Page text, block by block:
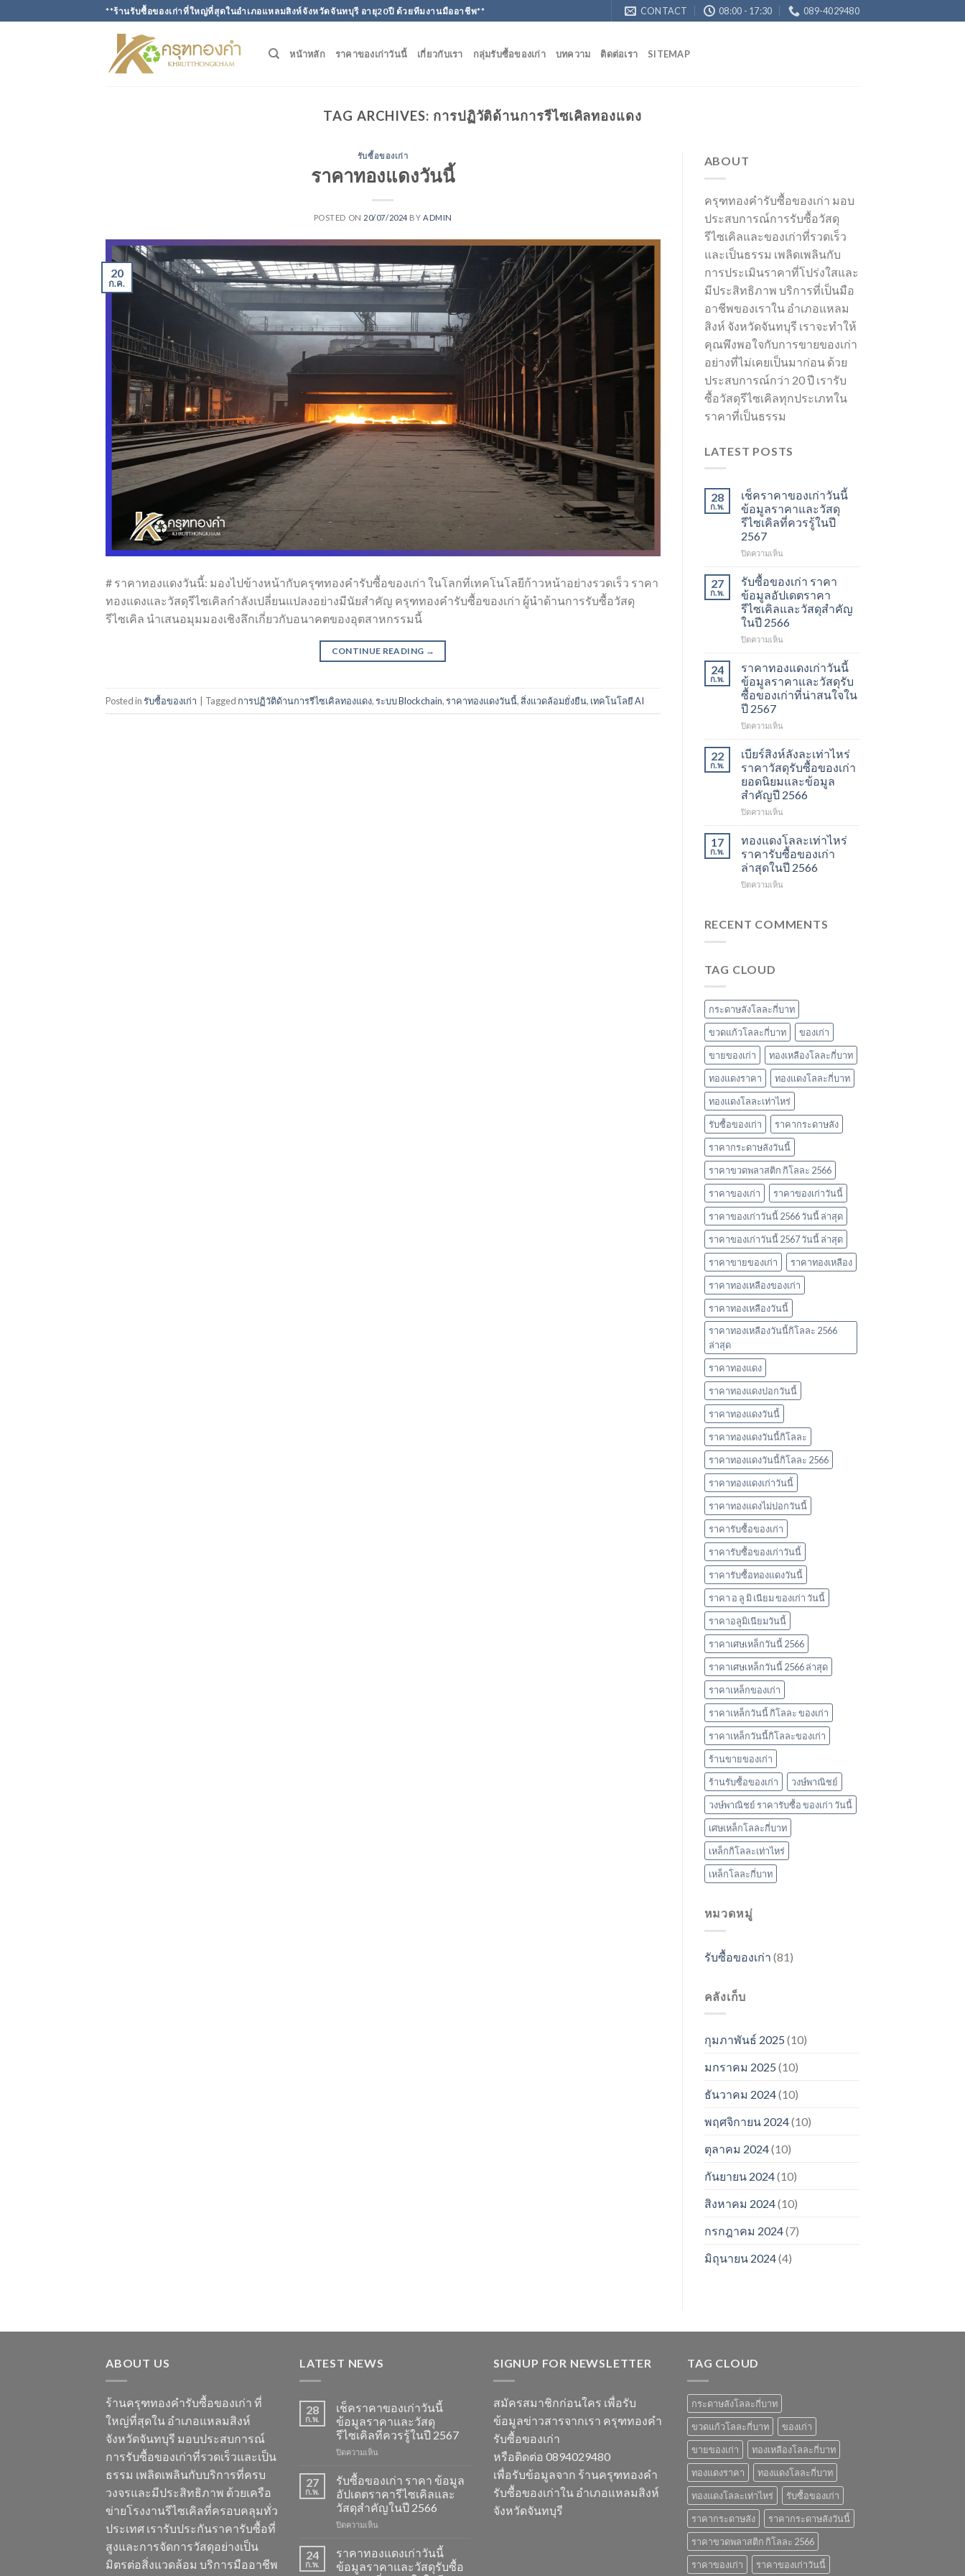
to
**ร้านรับซื้อของเก่าที่ใหญ่ที่สุดในอำเภอแหลมสิงห์จังหวัดจันทบุรี อายุ20ปี ด้วยทีมงานมืออาชีพ** CONTACT 08:00 - 17:30 089-4029480
หน้าหลัก ราคาของเก่าวันนี้ เกี่ยวกับเรา กลุ่มรับซื้อของเก่า บทความ ติดต่อเรา SITEMAP
TAG ARCHIVES: การปฏิวัติด้านการรีไซเคิลทองแดง
รับซื้อของเก่า
ราคาทองแดงวันนี้
POSTED ON 20/07/2024 BYADMIN
20
ก.ค.
# ราคาทองแดงวันนี้: มองไปข้างหน้ากับครุฑทองคำรับซื้อของเก่า ในโลกที่เทคโนโลยีก้าวหน้าอย่างรวดเร็ว ราคา
ทองแดงและวัสดุรีไซเคิลกำลังเปลี่ยนแปลงอย่างมีนัยสำคัญ ครุฑทองคำรับซื้อของเก่า ผู้นำด้านการรับซื้อวัสดุ
รีไซเคิล นำเสนอมุมมองเชิงลึกเกี่ยวกับอนาคตของอุตสาหกรรมนี้
CONTINUE READING →
Posted inรับซื้อของเก่า | Tagged การปฏิวัติด้านการรีไซเคิลทองแดง,ระบบ Blockchain,ราคาทองแดงวันนี้, สิ่งแวดล้อมยั่งยืน, เทคโนโลยี AI
ABOUT
ครุฑทองคำรับซื้อของเก่า มอบ
ประสบการณ์การรับซื้อวัสดุ
รีไซเคิลและของเก่าที่รวดเร็ว
และเป็นธรรม เพลิดเพลินกับ
การประเมินราคาที่โปร่งใสและ
มีประสิทธิภาพ บริการที่เป็นมือ
อาชีพของเราใน อำเภอแหลม
สิงห์ จังหวัดจันทบุรี เราจะทำให้
คุณพึงพอใจกับการขายของเก่า
อย่างที่ไม่เคยเป็นมาก่อน ด้วย
ประสบการณ์กว่า 20 ปี เรารับ
ซื้อวัสดุรีไซเคิลทุกประเภทใน
ราคาที่เป็นธรรม
LATEST POSTS
28
ก.พ.
เช็คราคาของเก่าวันนี้
ข้อมูลราคาและวัสดุ
รีไซเคิลที่ควรรู้ในปี
2567
ปิดความเห็นบน
ราคา
ของ
เก่า
วัน
นี้
วัสดุ
รีไซเคิล
ที่
2567
27
ก.พ.
รับซื้อของเก่า ราคา
ข้อมูลอัปเดตราคา
รีไซเคิลและวัสดุสำคัญ
ในปี 2566
ปิดความเห็นบน
เก่า
ราคา
รีไซเคิล
และ
วัสดุ
สำคัญ
ในปี
24
ก.พ.
ราคาทองแดงเก่าวันนี้
ข้อมูลราคาและวัสดุรับ
ซื้อของเก่าที่น่าสนใจใน
ปี 2567
ปิดความเห็นบน
ทองแดง
เก่า
วัน
นี้
ข้อมูล
วัสดุ
รับ
ซื้อ
ของ
เก่า
สนใจ
22
ก.พ.
เบียร์สิงห์ลังละเท่าไหร่
ราคาวัสดุรับซื้อของเก่า
ยอดนิยมและข้อมูล
สำคัญปี 2566
ปิดความเห็นบน
สิงห์
ลัง
ละ
เท่า
ไหร่
รับ
ข้อมูล
สำคัญ
ปี
2566
17
ก.พ.
ทองแดงโลละเท่าไหร่
ราคารับซื้อของเก่า
ล่าสุดในปี 2566
ปิดความเห็นบน
โล
ของ
เก่า
ล่าสุด
ในปี
2566
RECENT COMMENTS
TAG CLOUD
กระดาษลังโลละกี่บาท
ขวดแก้วโลละกี่บาท
ของเก่า
ขายของเก่า
ทองเหลืองโลละกี่บาท
ทองแดงราคา
ทองแดงโลละกี่บาท
ทองแดงโลละเท่าไหร่
รับซื้อของเก่า
ราคากระดาษลัง
ราคากระดาษลังวันนี้
ราคาขวดพลาสติก กิโลละ 2566
ราคาของเก่า
ราคาของเก่าวันนี้
ราคาของเก่าวันนี้ 2566 วันนี้ ล่าสุด
ราคาของเก่าวันนี้ 2567 วันนี้ ล่าสุด
ราคาขายของเก่า
ราคาทองเหลือง
ราคาทองเหลืองของเก่า
ราคาทองเหลืองวันนี้
ราคาทองเหลืองวันนี้กิโลละ 2566
ล่าสุด
ราคาทองแดง
ราคาทองแดงปอกวันนี้
ราคาทองแดงวันนี้
ราคาทองแดงวันนี้กิโลละ
ราคาทองแดงวันนี้กิโลละ 2566
ราคาทองแดงเก่าวันนี้
ราคาทองแดงไม่ปอกวันนี้
ราคารับซื้อของเก่า
ราคารับซื้อของเก่าวันนี้
ราคารับซื้อทองแดงวันนี้
ราคา อ ลู มิ เนียม ของเก่า วันนี้
ราคาอลูมิเนียมวันนี้
ราคาเศษเหล็กวันนี้ 2566
ราคาเศษเหล็กวันนี้ 2566 ล่าสุด
ราคาเหล็กของเก่า
ราคาเหล็กวันนี้ กิโลละ ของเก่า
ราคาเหล็กวันนี้กิโลละของเก่า
ร้านขายของเก่า
ร้านรับซื้อของเก่า
วงษ์พาณิชย์
วงษ์พาณิชย์ ราคารับซื้อ ของเก่า วันนี้
เศษเหล็กโลละกี่บาท
เหล็กกิโลละเท่าไหร่
เหล็กโลละกี่บาท
หมวดหมู่
รับซื้อของเก่า (81)
คลังเก็บ
กุมภาพันธ์ 2025 (10)
มกราคม 2025 (10)
ธันวาคม 2024(10)
พฤศจิกายน 2024(10)
ตุลาคม 2024(10)
กันยายน 2024(10)
สิงหาคม 2024(10)
กรกฎาคม 2024(7)
มิถุนายน 2024(4)
ABOUT US
ร้านครุฑทองคำรับซื้อของเก่า ที่
ใหญ่ที่สุดใน อำเภอแหลมสิงห์
จังหวัดจันทบุรี มอบประสบการณ์
การรับซื้อของเก่าที่รวดเร็วและเป็น
ธรรม เพลิดเพลินกับบริการที่ครบ
วงจรและมีประสิทธิภาพ ด้วยเครือ
ข่ายโรงงานรีไซเคิลที่ครอบคลุมทั่ว
ประเทศ เรารับประกันราคารับซื้อที่
สูงและการจัดการวัสดุอย่างเป็น
มิตรต่อสิ่งแวดล้อม บริการมืออาชีพ
LATEST NEWS
28
ก.พ.
เช็คราคาของเก่าวันนี้
ข้อมูลราคาและวัสดุ
รีไซเคิลที่ควรรู้ในปี 2567
ปิดความเห็น
ราคา
ของ
เก่า
วัน
นี้
ราคา
วัสดุ
27
ก.พ.
รับซื้อของเก่า ราคา ข้อมูล
อัปเดตราคารีไซเคิลและ
วัสดุสำคัญในปี 2566
ปิดความเห็น
ของ
เก่า
24
ก.พ.
ราคาทองแดงเก่าวันนี้
ข้อมูลราคาและวัสดุรับซื้อ
SIGNUP FOR NEWSLETTER
สมัครสมาชิกก่อนใคร เพื่อรับ
ข้อมูลข่าวสารจากเรา ครุฑทองคำ
รับซื้อของเก่า
หรือติดต่อ 0894029480
เพื่อรับข้อมูลจาก ร้านครุฑทองคำ
รับซื้อของเก่าใน อำเภอแหลมสิงห์
จังหวัดจันทบุรี
TAG CLOUD
กระดาษลังโลละกี่บาท
ขวดแก้วโลละกี่บาท
ของเก่า
ขายของเก่า
ทองเหลืองโลละกี่บาท
ทองแดงราคา
ทองแดงโลละกี่บาท
ทองแดงโลละเท่าไหร่
รับซื้อของเก่า
ราคากระดาษลัง
ราคากระดาษลังวันนี้
ราคาขวดพลาสติก กิโลละ 2566
ราคาของเก่า
ราคาของเก่าวันนี้